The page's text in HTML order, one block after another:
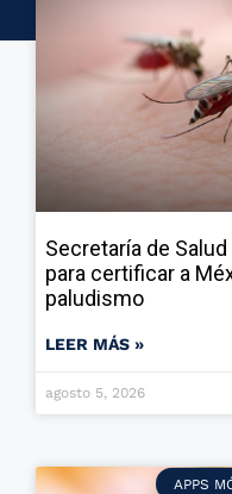
Secretaría de
para certificar a
paludismo
LEER MÁS »
agosto 5, 2026
APPS